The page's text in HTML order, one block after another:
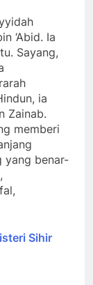
‘Abid. Ia
Sayang,
ia
Zainab.
memberi
yang benar-
Sihir